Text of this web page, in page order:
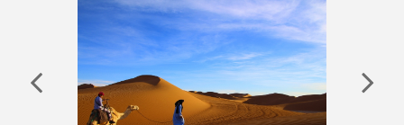
ANMELDEN